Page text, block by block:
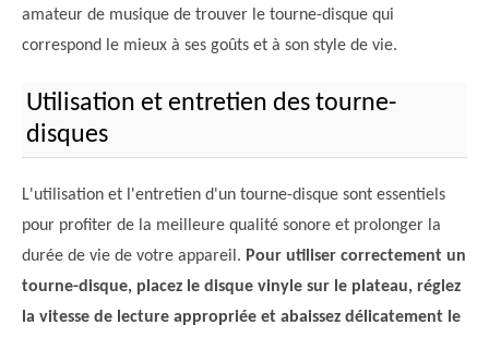
amateur de musique de trouver le tourne-disque qui
correspond le mieux à ses goûts et à son style de vie.
Utilisation et entretien des tourne-
disques
L'utilisation et l'entretien d'un tourne-disque sont essentiels
pour profiter de la meilleure qualité sonore et prolonger la
durée de vie de votre appareil. Pour utiliser correctement un
tourne-disque, placez le disque vinyle sur le plateau, réglez
la vitesse de lecture appropriée et abaissez délicatement le